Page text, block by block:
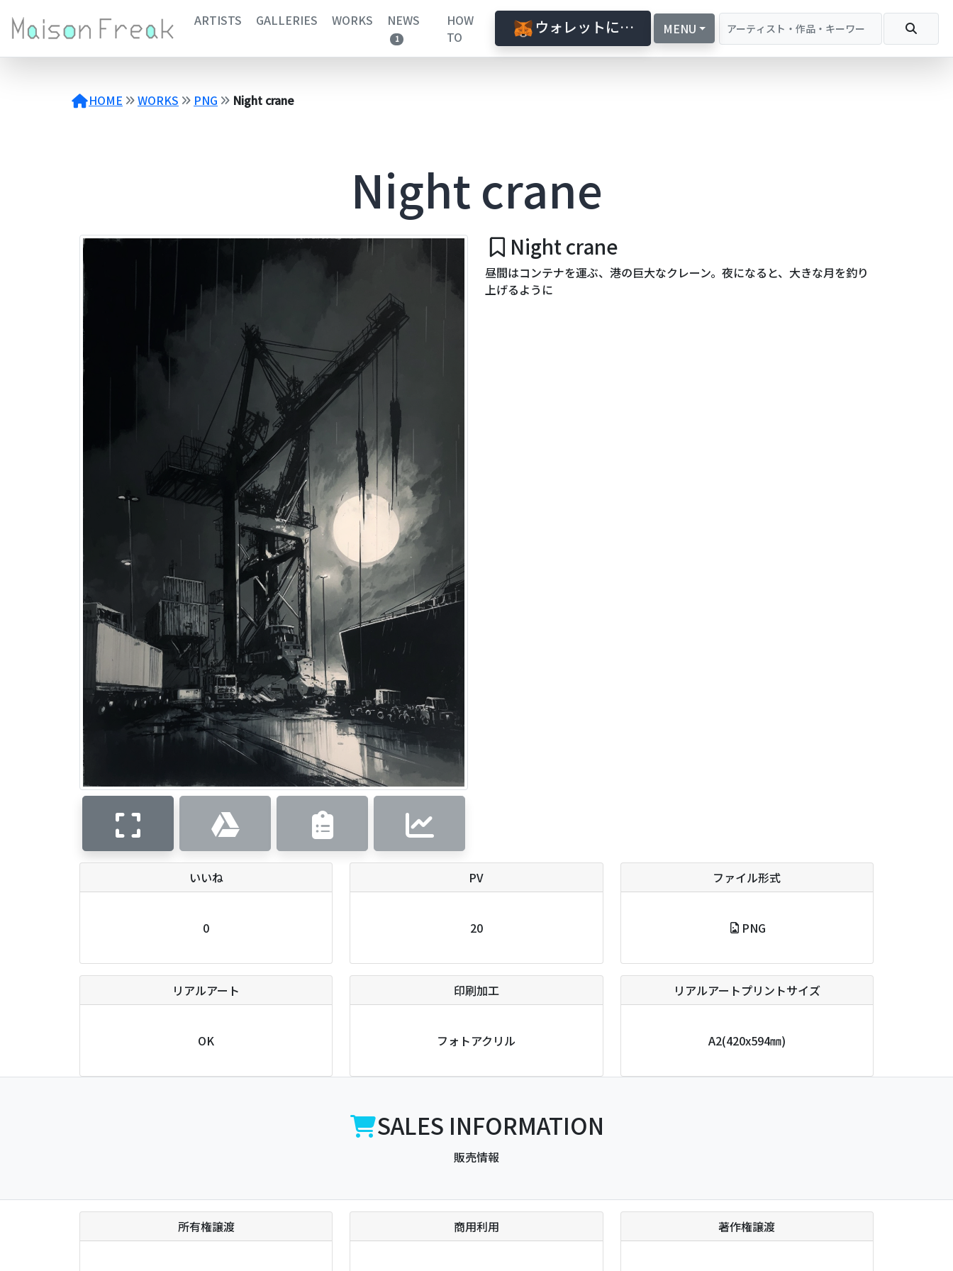
ン
ARTISTS GALLERIES WORKS NEWS
1
HOW
TO
ウォレットに接続 MENU
HOME WORKS PNG Night crane
Night crane
Night crane
昼間はコンテナを運ぶ、港の巨大なクレーン。夜になると、大きな月を釣り
上げるように
いいね
0
PV
20
ファイル形式
PNG
リアルアート
OK
印刷加工
フォトアクリル
リアルアートプリントサイズ
A2(420x594㎜)
SALES INFORMATION
販売情報
所有権譲渡 商用利用 著作権譲渡